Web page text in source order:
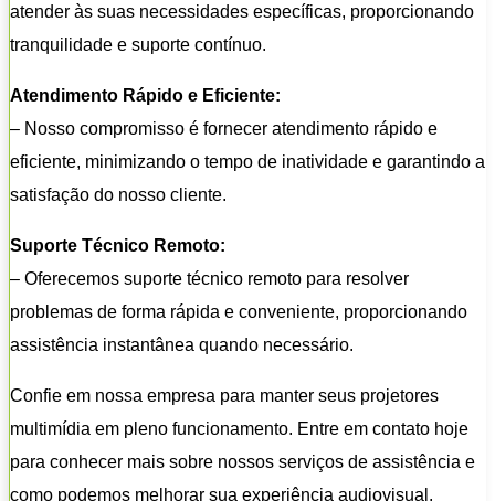
atender às suas necessidades específicas, proporcionando
tranquilidade e suporte contínuo.
Atendimento Rápido e Eficiente:
– Nosso compromisso é fornecer atendimento rápido e
eficiente, minimizando o tempo de inatividade e garantindo a
satisfação do nosso cliente.
Suporte Técnico Remoto:
– Oferecemos suporte técnico remoto para resolver
problemas de forma rápida e conveniente, proporcionando
assistência instantânea quando necessário.
Confie em nossa empresa para manter seus projetores
multimídia em pleno funcionamento. Entre em contato hoje
para conhecer mais sobre nossos serviços de assistência e
como podemos melhorar sua experiência audiovisual.